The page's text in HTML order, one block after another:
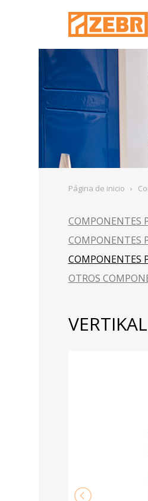
Página de inicio ›
COMPONENTES
COMPONENTES
COMPONENTES
OTROS